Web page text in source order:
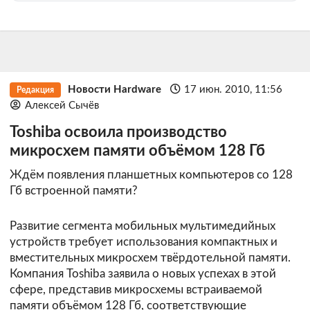
Редакция Новости Hardware
17 июн. 2010, 11:56
Алексей Сычёв
Toshiba освоила производство
микросхем памяти объёмом 128 Гб
Ждём появления планшетных компьютеров со 128
Гб встроенной памяти?
Развитие сегмента мобильных мультимедийных
устройств требует использования компактных и
вместительных микросхем твёрдотельной памяти.
Компания Toshiba заявила о новых успехах в этой
сфере, представив микросхемы встраиваемой
памяти объёмом 128 Гб, соответствующие